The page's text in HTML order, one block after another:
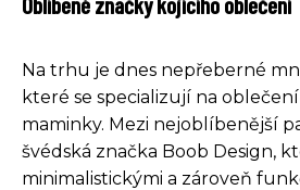
Na trhu je dnes nepřeberné
které se specializují na
maminky. Mezi nejoblíbenější
švédská značka Boob Design,
minimalistickými a zároveň